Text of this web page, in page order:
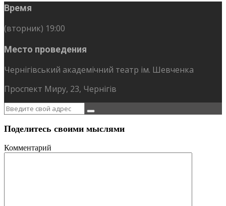
Время
(вторник) 19:00
Место проведения
Чернігівський академічний театр ім. Шевченка
Проспект Миру, 23, Чернігів
Поделитесь своими мыслями
Комментарий